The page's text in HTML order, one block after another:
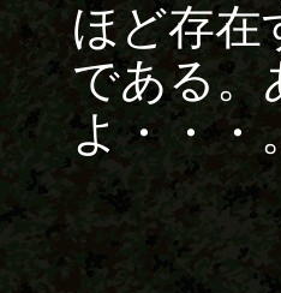
ほど存在
である。
よ・・・